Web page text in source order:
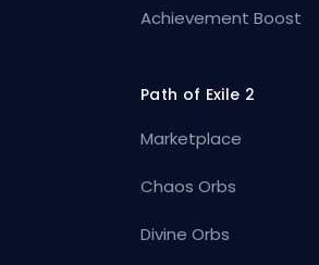
Achievement Boost
Path of Exile 2
Marketplace
Chaos Orbs
Divine Orbs